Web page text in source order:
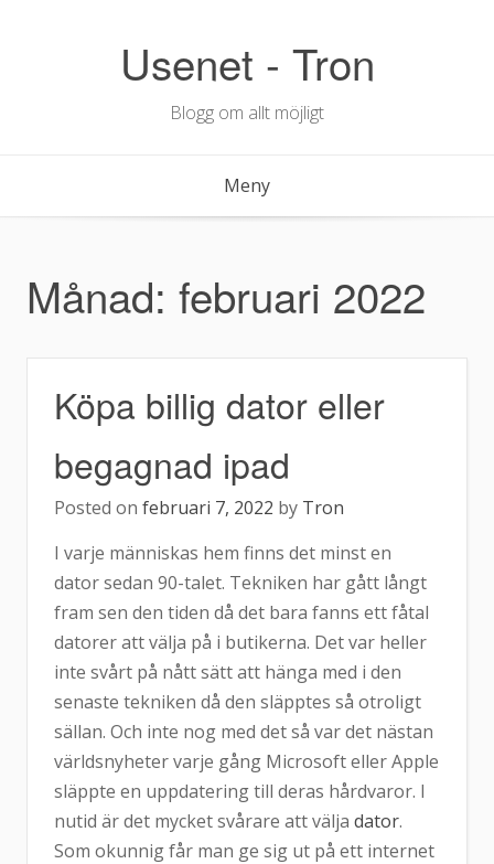
Usenet - Tron
Blogg om allt möjligt
Meny
Månad: februari 2022
Köpa billig dator eller
begagnad ipad
Posted on februari 7, 2022 by Tron
I varje människas hem finns det minst en
dator sedan 90-talet. Tekniken har gått långt
fram sen den tiden då det bara fanns ett fåtal
datorer att välja på i butikerna. Det var heller
inte svårt på nått sätt att hänga med i den
senaste tekniken då den släpptes så otroligt
sällan. Och inte nog med det så var det nästan
världsnyheter varje gång Microsoft eller Apple
släppte en uppdatering till deras hårdvaror. I
nutid är det mycket svårare att välja dator.
Som okunnig får man ge sig ut på ett internet